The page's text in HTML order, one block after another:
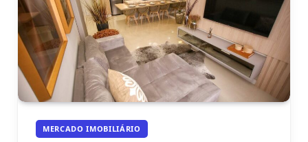
MERCADO IMOBILIÁRIO